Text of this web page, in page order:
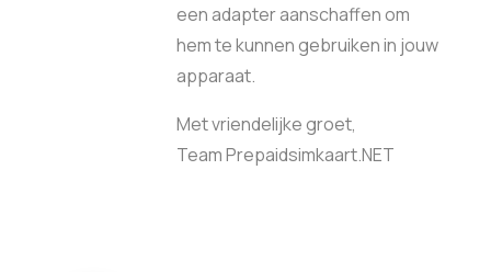
een adapter aanschaffen om
hem te kunnen gebruiken in jouw
apparaat.
Met vriendelijke groet,
Team Prepaidsimkaart.NET